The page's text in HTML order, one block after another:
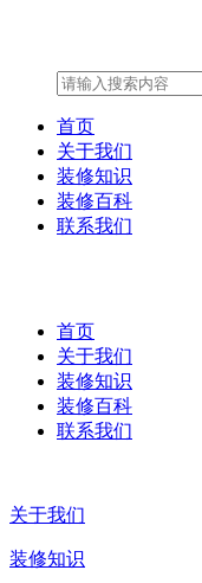
首页
关于我们
装修知识
装修百科
联系我们
首页
关于我们
装修知识
装修百科
联系我们
关于我们
装修知识